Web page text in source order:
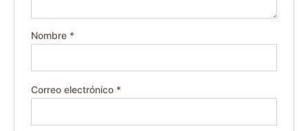
Nombre *
Correo electrónico *